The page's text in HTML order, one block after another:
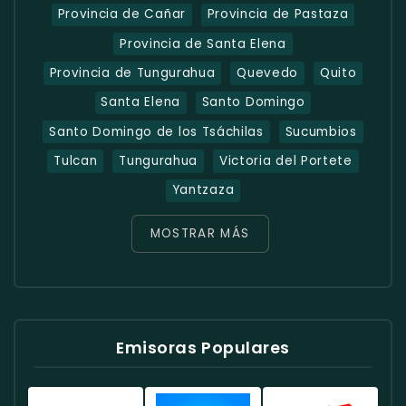
Provincia de Cañar
Provincia de Pastaza
Provincia de Santa Elena
Provincia de Tungurahua
Quevedo
Quito
Santa Elena
Santo Domingo
Santo Domingo de los Tsáchilas
Sucumbios
Tulcan
Tungurahua
Victoria del Portete
Yantzaza
MOSTRAR MÁS
Emisoras Populares